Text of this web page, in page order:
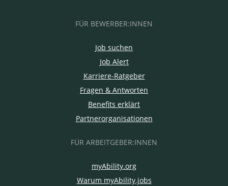
FÜR BEWERBER:INNEN
Job suchen
Job Alert
Karriere-Ratgeber
Fragen & Antworten
Benefits erklärt
Partnerorganisationen
FÜR ARBEITGEBER:INNEN
myAbility.org
Warum myAbility.jobs